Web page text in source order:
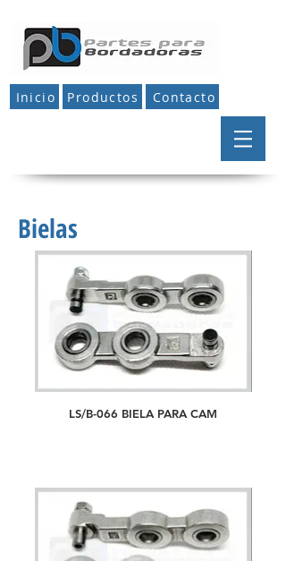
Inicio Productos Contacto
Bielas
LS/B-066 BIELA PARA CAM